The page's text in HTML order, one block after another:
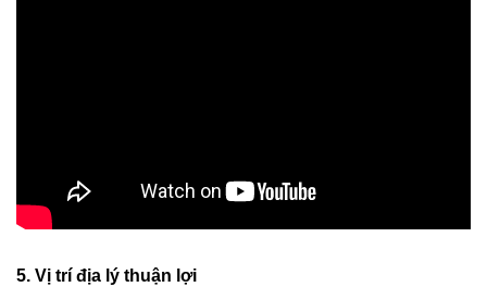
5. Vị trí địa lý thuận lợi